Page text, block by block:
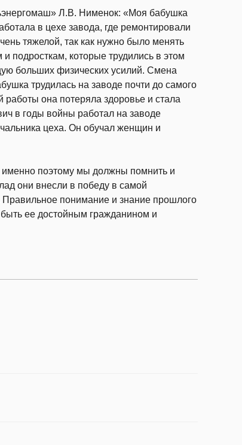
Л.В. Нименок: «Моя бабушка
в цехе завода, где ремонтировали
тяжелой, так как нужно было менять
подросткам, которые трудились в этом
больших физических усилий. Смена
трудилась на заводе почти до самого
она потеряла здоровье и стала
в годы войны работал на заводе
цеха. Он обучал женщин и
именно поэтому мы должны помнить и
они внесли в победу в самой
понимание и знание прошлого
быть ее достойным гражданином и